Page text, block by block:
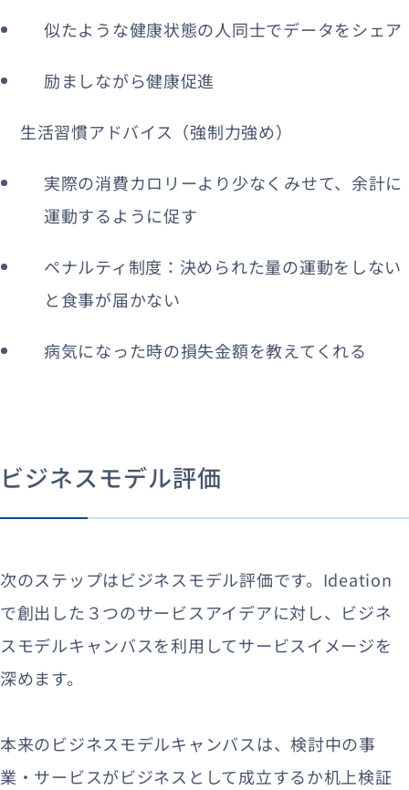
似たような健康状態の人同士でデータをシェア
励ましながら健康促進
生活習慣アドバイス（強制力強め）
実際の消費カロリーより少なくみせて、余計に
運動するように促す
ペナルティ制度：決められた量の運動をしない
と食事が届かない
病気になった時の損失金額を教えてくれる
ビジネスモデル評価
次のステップはビジネスモデル評価です。Ideation
で創出した３つのサービスアイデアに対し、ビジネ
スモデルキャンバスを利用してサービスイメージを
深めます。
本来のビジネスモデルキャンバスは、検討中の事
業・サービスがビジネスとして成立するか机上検証